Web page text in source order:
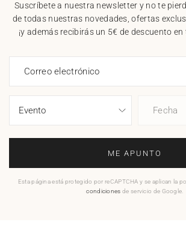
Suscríbete a nuestra newsletter y no te
de todas nuestras novedades, ofertas
¡y además recibirás un 5€ de descuento
Correo electrónico
Fecha
ME APUNTO
Esta página está protegido por reCAPTCHA y se aplican la
condiciones de servicio de Google.